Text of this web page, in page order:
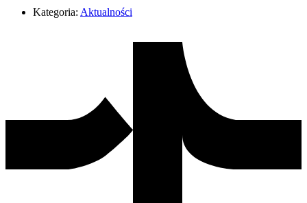
Kategoria: Aktualności